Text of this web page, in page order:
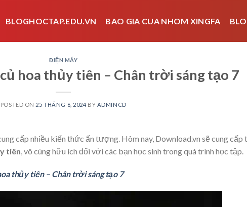
BLOGHOCTAP.EDU.VN BAO GIA CUA NHOM XINGFA
ĐIỆN MÁY
hoa thủy tiên – Chân trời sáng tạo 7
POSTED ON 25 THÁNG 6, 2024 BY ADMINCD
cấp nhiều kiến thức ấn tượng. Hôm nay, Download.vn sẽ cung cấp
tiên , vô cùng hữu ích đối với các bạn học sinh trong quá trình học tập.
thủy tiên – Chân trời sáng tạo 7